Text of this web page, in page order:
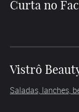
Curta no
Vistrô
Saladas, lanches,